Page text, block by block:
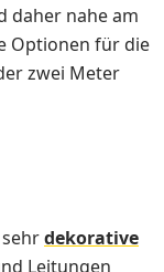
daher nahe am
Optionen für die
zwei Meter
dekorative
Leitungen